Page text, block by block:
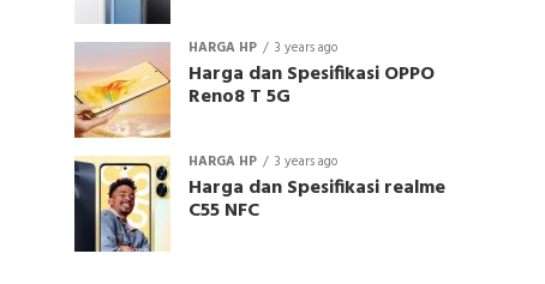
HARGA HP 3 years ago
Harga dan Spesifikasi OPPO
Reno8 T 5G
HARGA HP 3 years ago
Harga dan Spesifikasi realme
C55 NFC